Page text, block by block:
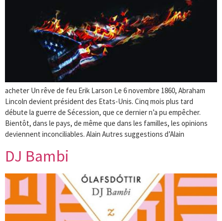
acheter Un rêve de feu Erik Larson Le 6 novembre 1860, Abraham
Lincoln devient président des Etats-Unis. Cinq mois plus tard
débute la guerre de Sécession, que ce dernier n’a pu empêcher.
Bientôt, dans le pays, de même que dans les familles, les opinions
deviennent inconciliables. Alain Autres suggestions d’Alain
DJ Bambi